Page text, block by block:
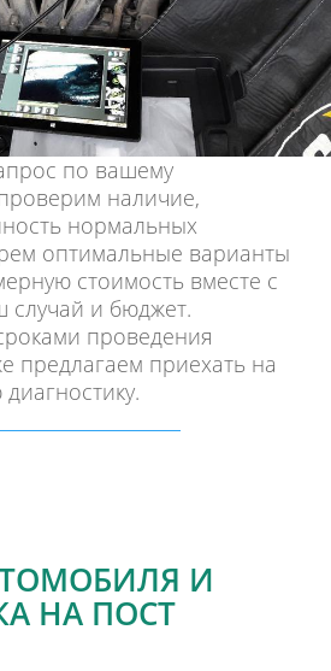
по вашему
наличие,
нормальных
оптимальные варианты
стоимость вместе с
случай и бюджет.
проведения
предлагаем приехать на
И
НА ПОСТ